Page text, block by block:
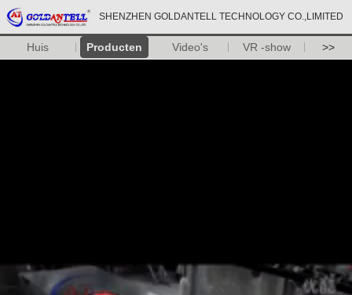
SHENZHEN GOLDANTELL TECHNOLOGY CO.,LIMITED
Huis Producten Video's VR -show >>